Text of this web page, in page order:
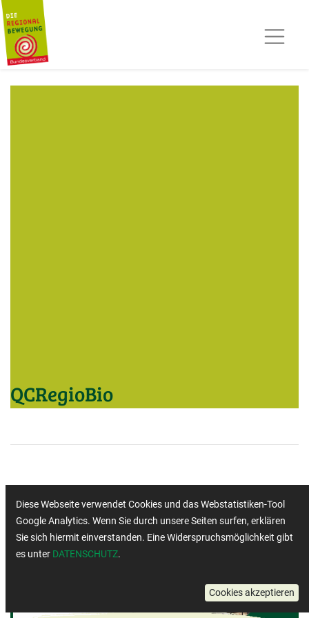
AKTUELLES TERMINE REGIOPOST PRESSE
QCRegioBio
Diese Webseite verwendet Cookies und das Webstatistiken-Tool
Google Analytics. Wenn Sie durch unsere Seiten surfen, erklären
Sie sich hiermit einverstanden. Eine Widerspruchsmöglichkeit gibt
es unter DATENSCHUTZ.
Cookies akzeptieren